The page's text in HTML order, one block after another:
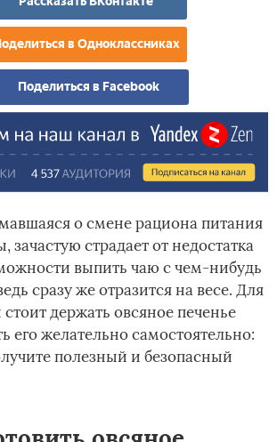
в Одноклассниках
Поделиться в Facebook
о смене рациона питания
зачастую страдает от недостатка
выпить чаю с чем-нибудь
сразу же отразится на весе. Для
держать овсяное печенье
его желательно самостоятельно:
полезный и безопасный